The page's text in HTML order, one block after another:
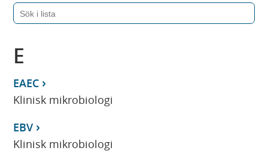
E
EAEC
Klinisk mikrobiologi
EBV
Klinisk mikrobiologi